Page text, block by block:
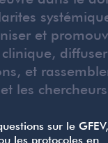
et
et
les
sur le
les protocoles en